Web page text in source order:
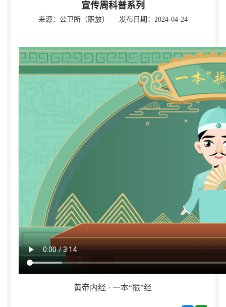
宣传周科普系列
来源：公卫所（职放） 发布日期：2024-04-24
黄帝内经 · 一本“振”经